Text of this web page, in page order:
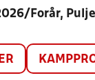
Forår,